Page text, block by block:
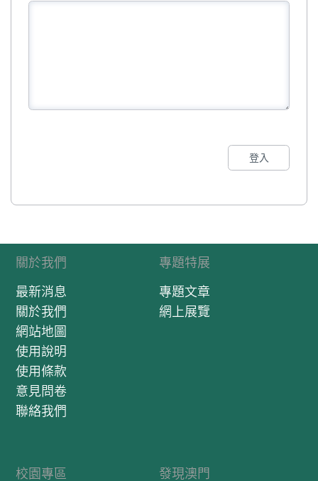
登入
關於我們
最新消息
關於我們
網站地圖
使用說明
使用條款
意見問卷
聯絡我們
專題特展
專題文章
網上展覽
校園專區
發現澳門